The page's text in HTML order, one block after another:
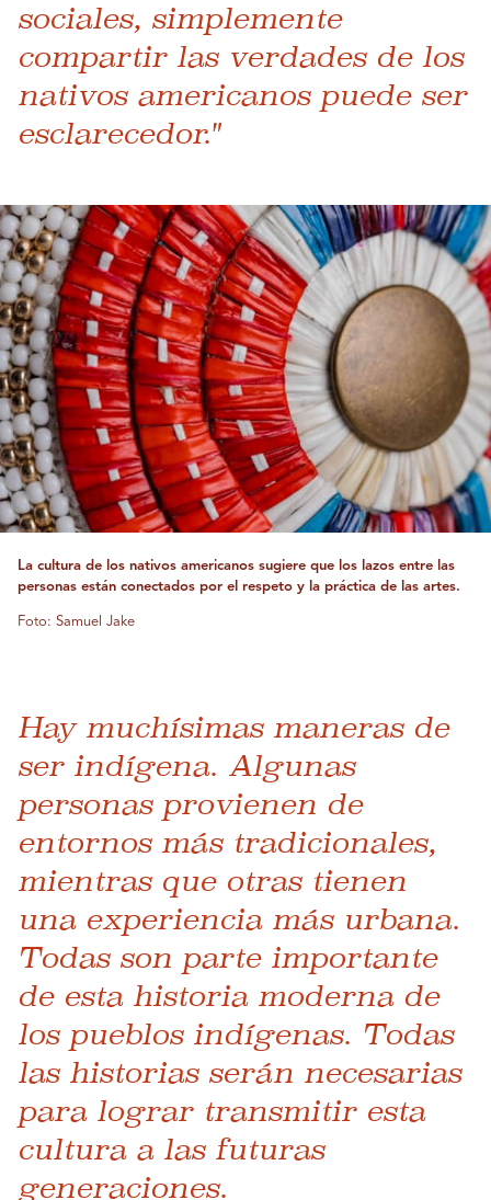
sociales, simplemente
compartir las verdades de los
nativos americanos puede ser
esclarecedor."
La cultura de los nativos americanos sugiere que los lazos entre las
personas están conectados por el respeto y la práctica de las artes.
Foto: Samuel Jake
Hay muchísimas maneras de
ser indígena. Algunas
personas provienen de
entornos más tradicionales,
mientras que otras tienen
una experiencia más urbana.
Todas son parte importante
de esta historia moderna de
los pueblos indígenas. Todas
las historias serán necesarias
para lograr transmitir esta
cultura a las futuras
generaciones.